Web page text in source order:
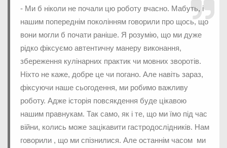
- Ми б ніколи не почали цю роботу вчасно. Мабуть, і
нашим попереднім поколінням говорили про щось, що
вони могли б почати раніше. Я розумію, що ми дуже
рідко фіксуємо автентичну манеру виконання,
збереження кулінарних практик чи мовних зворотів.
Ніхто не каже, добре це чи погано. Але навіть зараз,
фіксуючи наше сьогодення, ми робимо важливу
роботу. Адже історія повсякдення буде цікавою
нашим правнукам. Так само, як і те, що ми їмо під час
війни, колись може зацікавити гастродослідників. Нам
говорили , що ми спізнилися. Але останнім часом ми